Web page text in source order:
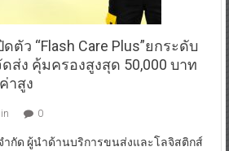
ตัว “Flash Care Plus”ยกระดับ
ส่ง คุ้มครองสูงสุด 50,000 บาท
าสูง
0
ำกัด ผู้นำด้านบริการขนส่งและโลจิสติกส์